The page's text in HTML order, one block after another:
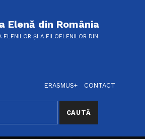
Elenă din România
ELENILOR ȘI A FILOELENILOR DIN
ERASMUS+
CONTACT